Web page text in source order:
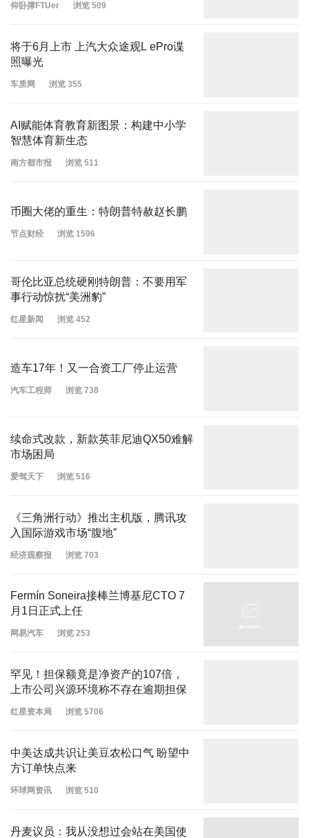
仰卧撑FTUer 浏览 509
将于6月上市 上汽大众途观L ePro谍
照曝光
车质网 浏览 355
AI赋能体育教育新图景：构建中小学
智慧体育新生态
南方都市报 浏览 511
币圈大佬的重生：特朗普特赦赵长鹏
节点财经 浏览 1596
哥伦比亚总统硬刚特朗普：不要用军
事行动惊扰“美洲豹”
红星新闻 浏览 452
造车17年！又一合资工厂停止运营
汽车工程师 浏览 738
续命式改款，新款英菲尼迪QX50难解
市场困局
爱驾天下 浏览 516
《三角洲行动》推出主机版，腾讯攻
入国际游戏市场“腹地”
经济观察报 浏览 703
Fermín Soneira接棒兰博基尼CTO 7
月1日正式上任
网易汽车 浏览 253
罕见！担保额竟是净资产的107倍，
上市公司兴源环境称不存在逾期担保
红星资本局 浏览 5706
中美达成共识让美豆农松口气 盼望中
方订单快点来
环球网资讯 浏览 510
丹麦议员：我从没想过会站在美国使